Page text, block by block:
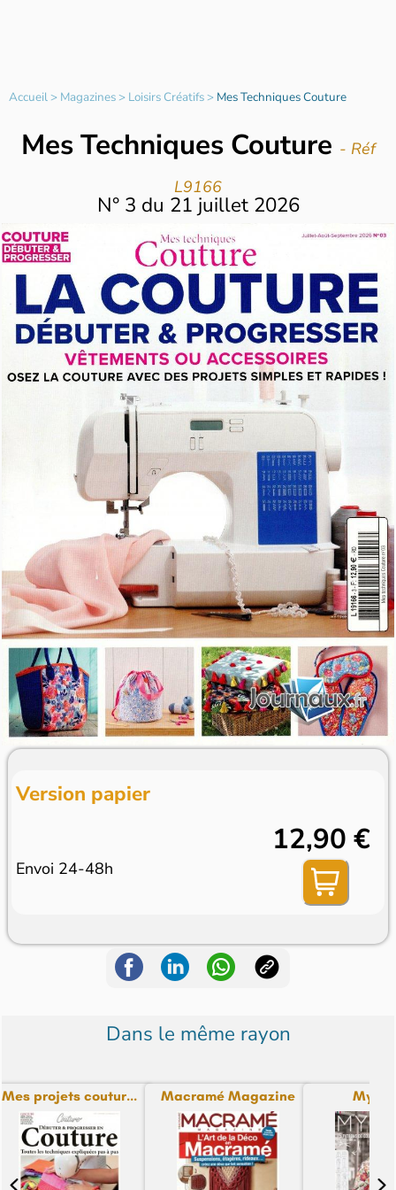
Accueil> Magazines> Loisirs Créatifs> Mes Techniques Couture
Mes Techniques Couture - Réf
L9166
N° 3 du 21 juillet 2026
Version papier
Envoi 24-48h
12,90 €
Dans le même rayon
Mes projets coutur... Macramé Magazine My